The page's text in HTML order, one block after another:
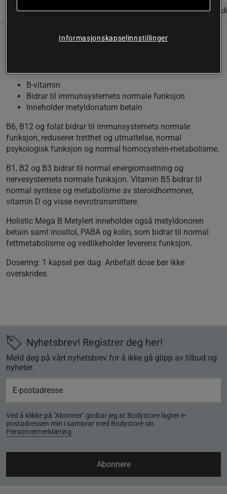
Informasjon Anmeldelser(5) Næringsinformasjon &
Holistic Mega B Metylert inneholder samtlige former av B-
B-vitamin
Bidrar til immunsystemets normale funksjon
Inneholder metyldonatorn betain
B6, B12 og folat bidrar til immunsystemets normale
funksjon, reduserer tretthet og utmattelse, normal
psykologisk funksjon og normal homocystein-metabolisme.
B1, B2 og B3 bidrar til normal energiomsetning og
nervesystemets normale funksjon. Vitamin B5 bidrar til
normal syntese og metabolisme av steroidhormoner,
vitamin D og visse nevrotransmittere.
Holistic Mega B Metylert inneholder også metyldonoren
betain samt inositol, PABA og kolin, som bidrar til normal
fettmetabolisme og vedlikeholder leverens funksjon.
Dosering: 1 kapsel per dag. Anbefalt dose bør ikke
overskrides.
Nyhetsbrev! Registrer deg her!
Meld deg på vårt nyhetsbrev for å ikke gå glipp av tilbud og
nyheter.
Ved å klikke på "Abonner" godtar jeg at Bodystore lagrer e-
postadressen min i samsvar med Bodystore sin
Personvernerklæring.
Abonnere
Informasjonskapselinnstillinger